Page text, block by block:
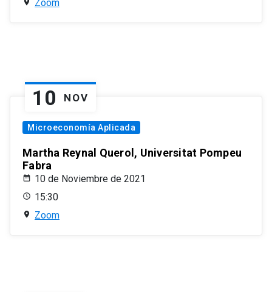
Zoom
10 NOV
Microeconomía Aplicada
Martha Reynal Querol, Universitat Pompeu
Fabra
10 de Noviembre de 2021
15:30
Zoom